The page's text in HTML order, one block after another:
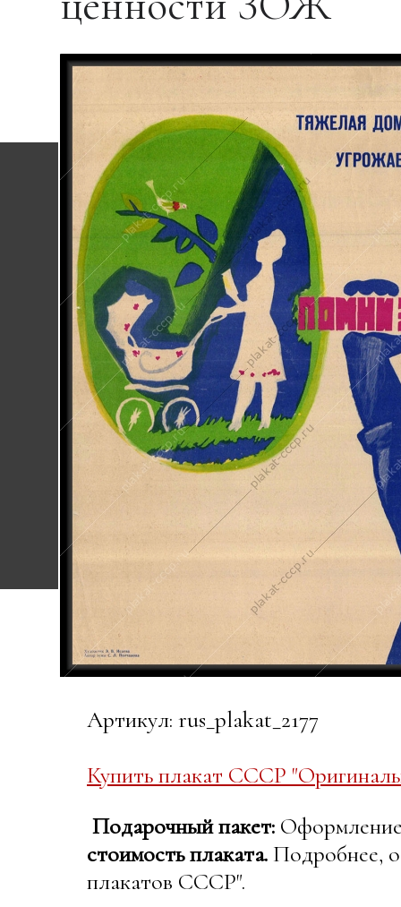
Артикул: rus_plakat_2177
Купить плакат СССР
Подарочный пакет: Оформление
стоимость плаката. Подробнее,
плакатов СССР".